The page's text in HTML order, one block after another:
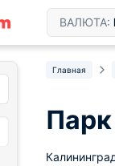
ВАЛЮТА:
Главная